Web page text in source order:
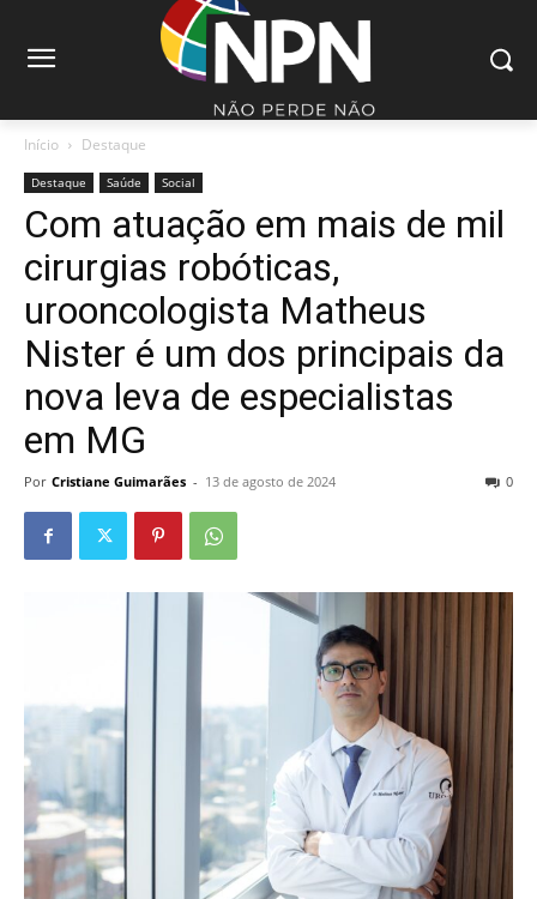
Início Destaque
Destaque Saúde Social
Com atuação em mais de mil
cirurgias robóticas,
urooncologista Matheus
Nister é um dos principais da
nova leva de especialistas
em MG
Por Cristiane Guimarães - 13 de agosto de 2024 0